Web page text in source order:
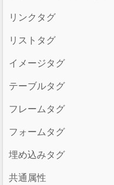
リンクタグ
リストタグ
イメージタグ
テーブルタグ
フレームタグ
フォームタグ
埋め込みタグ
共通属性